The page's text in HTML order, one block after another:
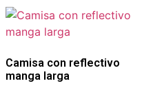
Camisa con reflectivo
manga larga